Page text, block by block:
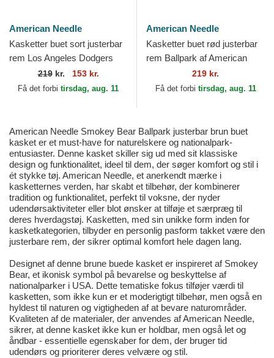
American Needle
Kasketter buet sort justerbar
rem Los Angeles Dodgers
Ballpark fra Los Angeles
Dodgers MLB af...
219kr. 153 kr.
Få det forbi tirsdag, aug. 11
American Needle
Kasketter buet rød justerbar
rem Ballpark af American
219 kr.
Få det forbi tirsdag, aug. 11
American Needle Smokey Bear Ballpark justerbar brun buet
kasket er et must-have for naturelskere og nationalpark-
entusiaster. Denne kasket skiller sig ud med sit klassiske
design og funktionalitet, ideel til dem, der søger komfort og stil i
ét stykke tøj. American Needle, et anerkendt mærke i
kasketternes verden, har skabt et tilbehør, der kombinerer
tradition og funktionalitet, perfekt til voksne, der nyder
udendørsaktiviteter eller blot ønsker at tilføje et særpræg til
deres hverdagstøj. Kasketten, med sin unikke form inden for
kasketkategorien, tilbyder en personlig pasform takket være den
justerbare rem, der sikrer optimal komfort hele dagen lang.
Designet af denne brune buede kasket er inspireret af Smokey
Bear, et ikonisk symbol på bevarelse og beskyttelse af
nationalparker i USA. Dette tematiske fokus tilføjer værdi til
kasketten, som ikke kun er et moderigtigt tilbehør, men også en
hyldest til naturen og vigtigheden af at bevare naturområder.
Kvaliteten af de materialer, der anvendes af American Needle,
sikrer, at denne kasket ikke kun er holdbar, men også let og
åndbar - essentielle egenskaber for dem, der bruger tid
udendørs og prioriterer deres velvære og stil.